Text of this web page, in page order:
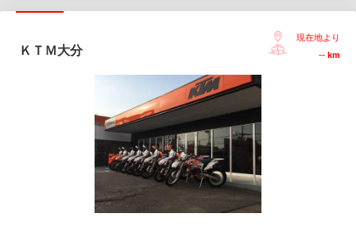
ＫＴＭ大分
現在地より
-- km